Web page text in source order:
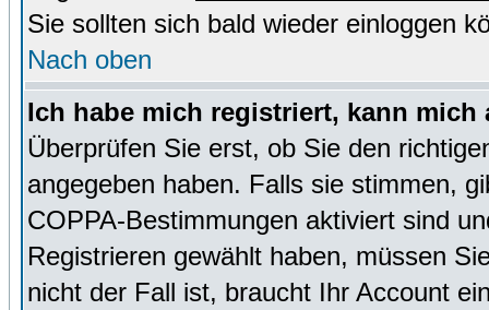
Sie sollten sich bald wieder einloggen
Nach oben
Ich habe mich registriert, kann
Überprüfen Sie erst, ob Sie den
angegeben haben. Falls sie stimmen,
COPPA-Bestimmungen aktiviert sind
Registrieren gewählt haben, müssen
nicht der Fall ist, braucht Ihr Account